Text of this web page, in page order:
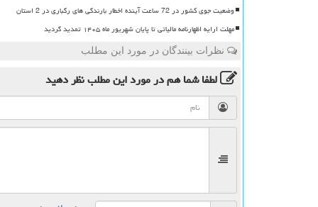
وضعیت جوی کشور در 72 ساعت آینده اخطار بارندگی های رگباری در 2 استان
مهلت ارایه اظهارنامه مالیاتی تا پایان شهریور ماه ۱۴۰۵ تمدید گردید
نظرات بینندگان در مورد این مطلب
لطفا شما همدر مورد این مطلبنظر دهید